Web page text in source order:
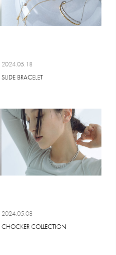
2024.05.18
SLIDE BRACELET
2024.05.08
CHOCKER COLLECTION